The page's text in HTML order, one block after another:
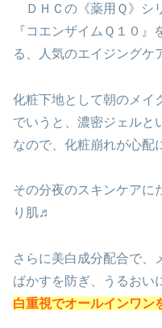
ＤＨＣの《薬用Ｑ》シ
『コエンザイムＱ１０
る、人気のエイジングケ
化粧下地として朝のメイ
でいうと、濃密ジェルと
なので、化粧崩れが心配
その分夜のスキンケアに
り肌♬
さらに美白成分配合で、
ばかすを防ぎ、うるおい
白重視でオールインワン